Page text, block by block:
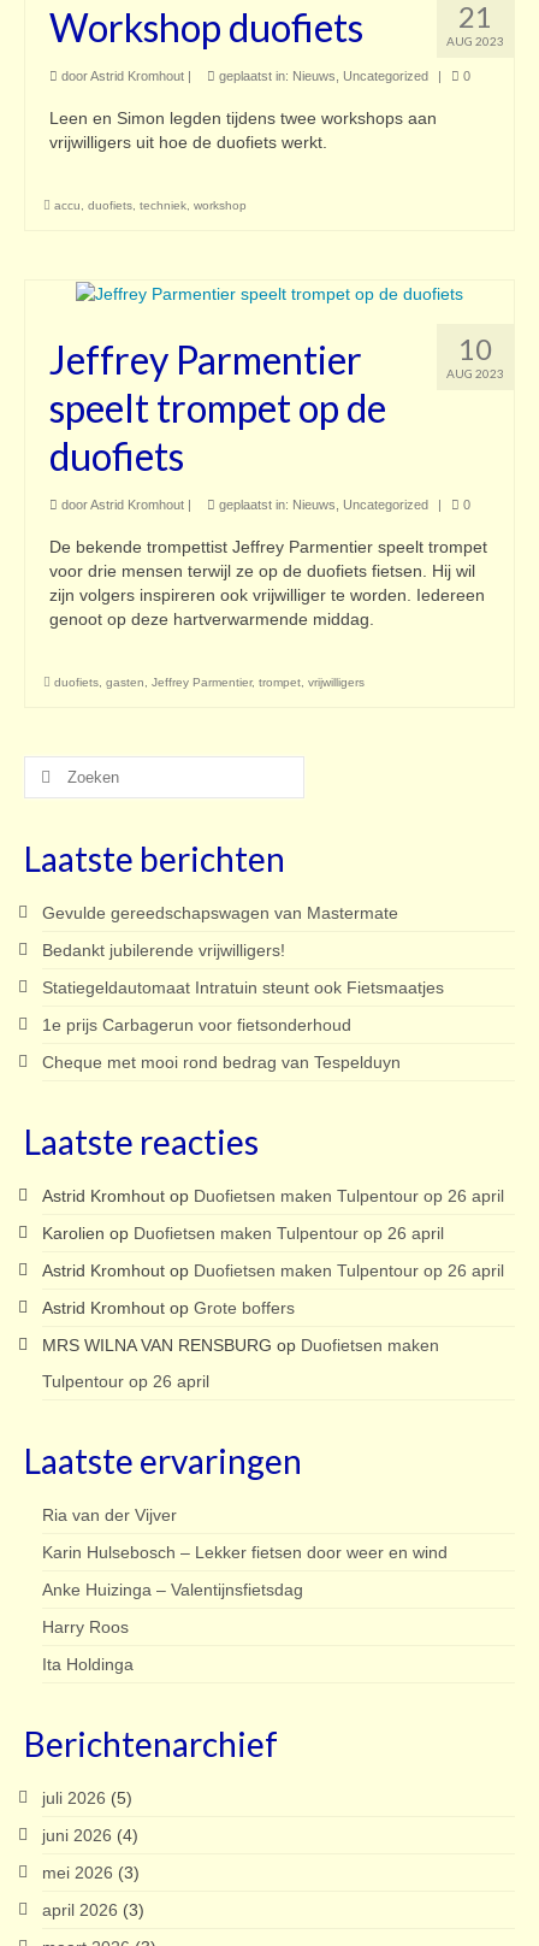
21
AUG 2023
Workshop duofiets
doorAstrid Kromhout | geplaatst in: Nieuws Uncategorized | 0
Leen en Simon legden tijdens twee workshops aan
vrijwilligers uit hoe de duofiets werkt.
accu duofiets techniek workshop
10
AUG 2023
Jeffrey Parmentier
speelt trompet op de
duofiets
doorAstrid Kromhout | geplaatst in: Nieuws Uncategorized | 0
De bekende trompettist Jeffrey Parmentier speelt trompet
voor drie mensen terwijl ze op de duofiets fietsen. Hij wil
zijn volgers inspireren ook vrijwilliger te worden. Iedereen
genoot op deze hartverwarmende middag.
duofiets gasten Jeffrey Parmentier, trompet vrijwilligers
Zoeken
Laatste berichten
Gevulde gereedschapswagen van Mastermate
Bedankt jubilerende vrijwilligers!
Statiegeldautomaat Intratuin steunt ook Fietsmaatjes
1e prijs Carbagerun voor fietsonderhoud
Cheque met mooi rond bedrag van Tespelduyn
Laatste reacties
Astrid Kromhout op Duofietsen maken Tulpentour op 26 april
Karolien op Duofietsen maken Tulpentour op 26 april
Astrid Kromhout op Duofietsen maken Tulpentour op 26 april
Astrid Kromhout op Grote boffers
MRS WILNA VAN RENSBURG op Duofietsen maken
Tulpentour op 26 april
Laatste ervaringen
Ria van der Vijver
Karin Hulsebosch – Lekker fietsen door weer en wind
Anke Huizinga – Valentijnsfietsdag
Harry Roos
Ita Holdinga
Berichtenarchief
juli 2026 (5)
juni 2026 (4)
mei 2026 (3)
april 2026 (3)